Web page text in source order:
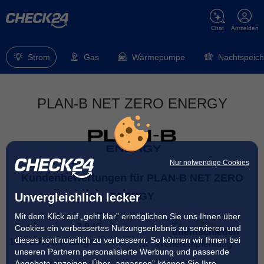
Nur notwendige Cookies
Unvergleichlich lecker
Mit dem Klick auf „geht klar” ermöglichen Sie uns Ihnen über
Cookies ein verbessertes Nutzungserlebnis zu servieren und
dieses kontinuierlich zu verbessern. So können wir Ihnen bei
unseren Partnern personalisierte Werbung und passende
Anmelden
Chat
Strom Gas Wärmepumpe
PLAN-B NET ZERO ENERGY
Kundenbewertungen für PLAN-B NET ZERO
ENERGY
3.9 /5
1.770 Bewertungen
71 %
Weiterempfehlung